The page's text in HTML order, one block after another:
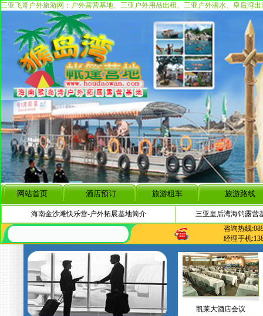
三亚飞哥户外旅游网：户外露营基地、三亚户外用品出租、三亚户外潜水、皇后湾
网站首页 酒店预订 旅游租车 旅游路线
海南金沙滩快乐营-户外拓展基地简介
三亚皇后湾海钓露营
咨询热线
经理手机
凯莱大酒店会议